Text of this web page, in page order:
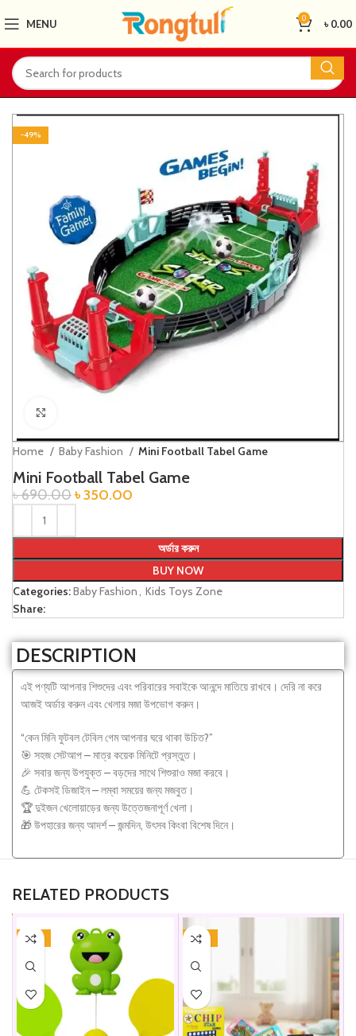
MENU 0 ৳0.00
-49%
Home Baby Fashion Mini Football Tabel Game
Mini Football Tabel Game
৳690.00৳350.00
অর্ডার করুন
BUY NOW
Categories:Baby Fashion, Kids Toys Zone
Share:
DESCRIPTION
এই পণ্যটি আপনার শিশুদের এবং পরিবারের সবাইকে আনন্দে মাতিয়ে রাখবে। দেরি না করে
আজই অর্ডার করুন এবং খেলার মজা উপভোগ করুন।
“কেন মিনি ফুটবল টেবিল গেম আপনার ঘরে থাকা উচিত?”
🎯 সহজ সেটআপ – মাত্র কয়েক মিনিটে প্রস্তুত।
🎉 সবার জন্য উপযুক্ত – বড়দের সাথে শিশুরাও মজা করবে।
💪 টেকসই ডিজাইন – লম্বা সময়ের জন্য মজবুত।
🏆 দুইজন খেলোয়াড়ের জন্য উত্তেজনাপূর্ণ খেলা।
🎁 উপহারের জন্য আদর্শ – জন্মদিন, উৎসব কিংবা বিশেষ দিনে।
RELATED PRODUCTS
-31% -37%